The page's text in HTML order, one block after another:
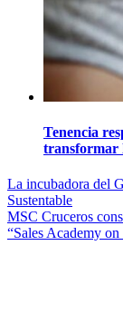
Tenencia
transformar
Navegación
de
entradas
La incubadora del
Sustentable
MSC Cruceros
“Sales Academy on